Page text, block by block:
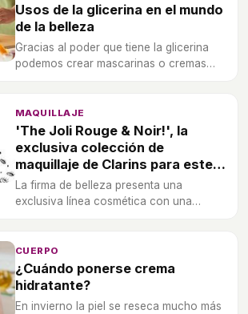
Usos de la glicerina en el mundo
de la belleza
Gracias al poder que tiene la glicerina
podemos crear mascarinas o cremas
MAQUILLAJE
'The Joli Rouge & Noir!', la
exclusiva colección de
maquillaje de Clarins para este
otoño 2018
La firma de belleza presenta una
exclusiva línea cosmética con una
CUERPO
¿Cuándo ponerse crema
hidratante?
En invierno la piel se reseca mucho más